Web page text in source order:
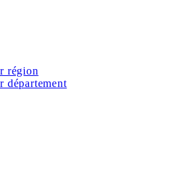
région
département